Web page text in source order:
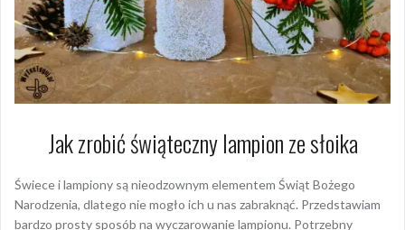
Jak zrobić świąteczny lampion ze słoika
Świece i lampiony są nieodzownym elementem Świąt Bożego
Narodzenia, dlatego nie mogło ich u nas zabraknąć. Przedstawiam
bardzo prosty sposób na wyczarowanie lampionu. Potrzebny